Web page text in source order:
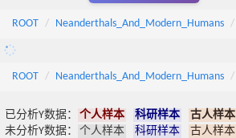
ROOT Neanderthals_And_Modern_Humans
ROOT Neanderthals_And_Modern_Humans
已分析Y数据： 个人样本 科研样本
古人样本
未分析Y数据：
个人样本 科研样本 古人样本